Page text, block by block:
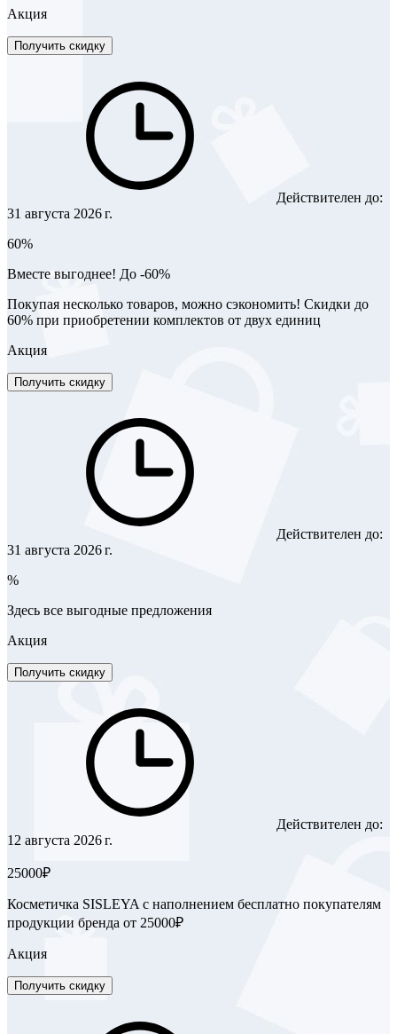
Акция
Получить скидку
Действителен до:
31 августа 2026 г.
60%
Вместе выгоднее! До -60%
Покупая несколько товаров, можно сэкономить! Скидки до
60% при приобретении комплектов от двух единиц
Акция
Получить скидку
Действителен до:
31 августа 2026 г.
%
Здесь все выгодные предложения
Акция
Получить скидку
Действителен до:
12 августа 2026 г.
25000₽
Косметичка SISLEYA с наполнением бесплатно покупателям
продукции бренда от 25000₽
Акция
Получить скидку